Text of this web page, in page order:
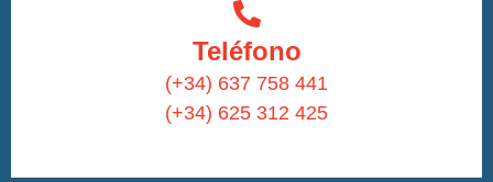
Teléfono
(+34) 637 758 441
(+34) 625 312 425